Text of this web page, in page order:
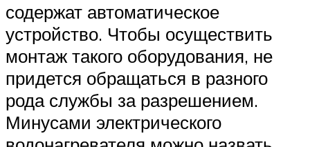
содержат автоматическое
устройство. Чтобы осуществить
монтаж такого оборудования, не
придется обращаться в разного
рода службы за разрешением.
Минусами электрического